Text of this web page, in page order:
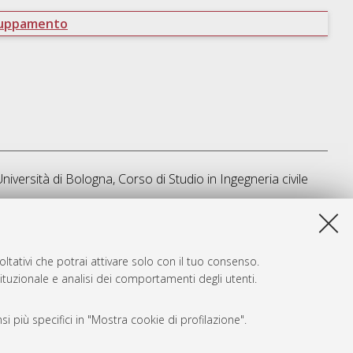
che potrai attivare solo con il tuo consenso.
e analisi dei comportamenti degli utenti.
più specifici in "Mostra cookie di profilazione".
di Bologna, Corso di Studio in Ingegneria civile
Sat Aug 8 02:07:40 2026 CEST